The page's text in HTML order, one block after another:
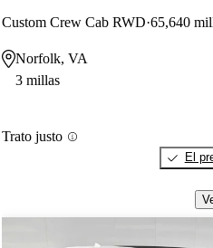
Custom Crew Cab RWD 65,640
Norfolk, VA
3 millas
Trato justo
El